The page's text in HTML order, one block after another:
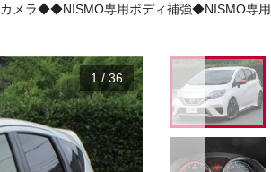
メラ◆◆NISMO専用ボディ補強◆NISMO専用
1 / 36